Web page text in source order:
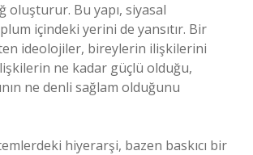
oluşturur. Bu yapı, siyasal
içindeki yerini de yansıtır. Bir
ideolojiler, bireylerin ilişkilerini
ne kadar güçlü olduğu,
ne denli sağlam olduğunu
hiyerarşi, bazen baskıcı bir